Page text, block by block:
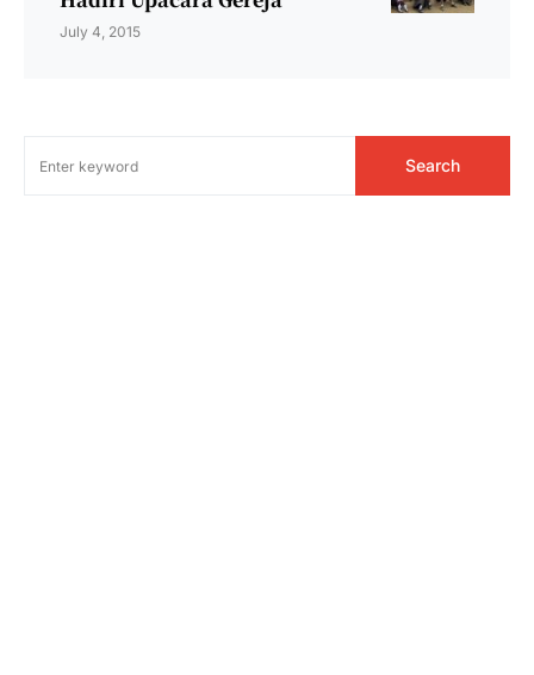
July 4, 2015
Search